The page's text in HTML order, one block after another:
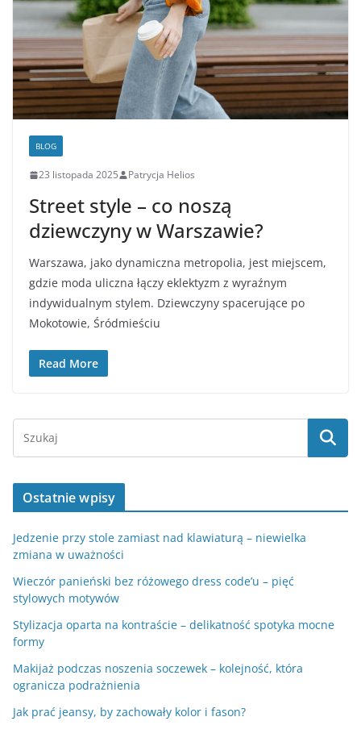
BLOG
23 listopada 2025 Patrycja Helios
Street style – co noszą
dziewczyny w Warszawie?
Warszawa, jako dynamiczna metropolia, jest miejscem,
gdzie moda uliczna łączy eklektyzm z wyraźnym
indywidualnym stylem. Dziewczyny spacerujące po
Mokotowie, Śródmieściu
Read More
Ostatnie wpisy
Jedzenie przy stole zamiast nad klawiaturą – niewielka
zmiana w uważności
Wieczór panieński bez różowego dress code’u – pięć
stylowych motywów
Stylizacja oparta na kontraście – delikatność spotyka mocne
formy
Makijaż podczas noszenia soczewek – kolejność, która
ogranicza podrażnienia
Jak prać jeansy, by zachowały kolor i fason?